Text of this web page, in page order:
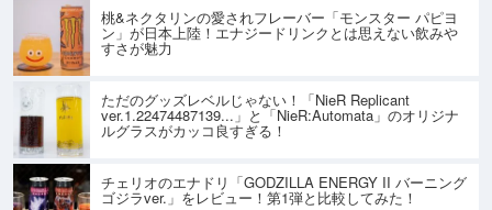
桃&ネクタリンの愛されフレーバー「モンスター パピヨ
ン」が日本上陸！エナジードリンクとは思えない飲みや
すさが魅力
ただのグッズレベルじゃない！「NieR Replicant
ver.1.22474487139...」と「NieR:Automata」のオリジナ
ルグラスがカッコ良すぎる！
チェリオのエナドリ「GODZILLA ENERGY II バーニング
ゴジラver.」をレビュー！第1弾と比較してみた！